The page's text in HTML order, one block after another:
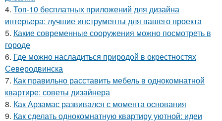
4. Топ-10 бесплатных приложений для дизайна
интерьера: лучшие инструменты для вашего проекта
5. Какие современные сооружения можно посмотреть в
городе
6. Где можно насладиться природой в окрестностях
Северодвинска
7. Как правильно расставить мебель в однокомнатной
квартире: советы дизайнера
8. Как Арзамас развивался с момента основания
9. Как сделать однокомнатную квартиру уютной: идеи